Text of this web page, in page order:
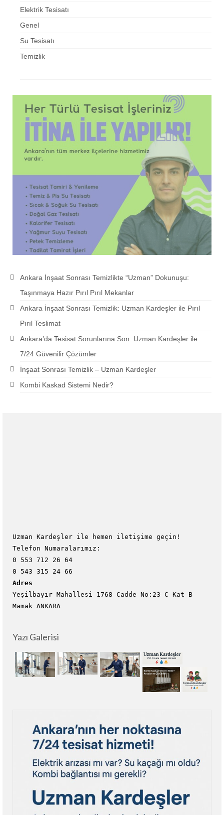
Elektrik Tesisatı
Genel
Su Tesisatı
Temizlik
Ankara İnşaat Sonrası Temizlikte “Uzman” Dokunuşu:
Taşınmaya Hazır Pırıl Pırıl Mekanlar
Ankara İnşaat Sonrası Temizlik: Uzman Kardeşler ile Pırıl
Pırıl Teslimat
Ankara’da Tesisat Sorunlarına Son: Uzman Kardeşler ile
7/24 Güvenilir Çözümler
İnşaat Sonrası Temizlik – Uzman Kardeşler
Kombi Kaskad Sistemi Nedir?
Uzman Kardeşler ile hemen iletişime geçin!
Telefon Numaralarımız:
0 553 712 26 64
0 543 315 24 66
Adres
Yeşilbayır Mahallesi 1768 Cadde No:23 C Kat B
Mamak ANKARA
Yazı Galerisi